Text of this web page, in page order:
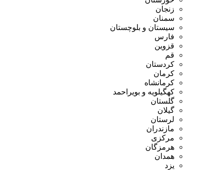
زنجان
سمنان
سیستان و بلوچستان
فارس
قزوین
قم
کردستان
کرمان
کرمانشاه
کهگیلویه و بویراحمد
گلستان
گیلان
لرستان
مازندران
مرکزی
هرمزگان
همدان
یزد